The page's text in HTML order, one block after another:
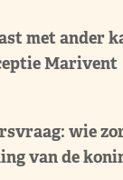
met ander
Marivent
wie
van de